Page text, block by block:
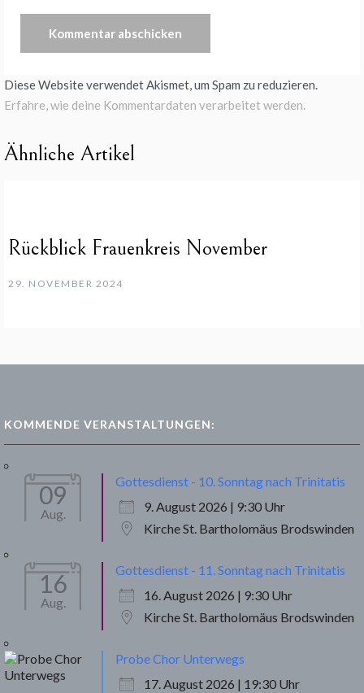
Diese Website verwendet Akismet, um Spam zu reduzieren.
Erfahre, wie deine Kommentardaten verarbeitet werden.
Ähnliche Artikel
Rückblick Frauenkreis November
29. NOVEMBER 2024
KOMMENDE VERANSTALTUNGEN:
09
Aug.
Gottesdienst - 10. Sonntag nach Trinitatis
9. August 2026 | 9:30 Uhr
Kirche St. Bartholomäus Brodswinden
16
Aug.
Gottesdienst - 11. Sonntag nach Trinitatis
16. August 2026 | 9:30 Uhr
Kirche St. Bartholomäus Brodswinden
Probe Chor Unterwegs
17. August 2026 | 19:30 Uhr